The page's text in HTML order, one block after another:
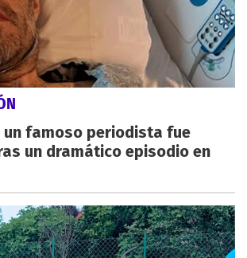
un famoso periodista fue
un dramático episodio en